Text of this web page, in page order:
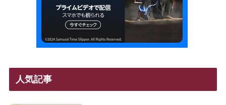
人気記事